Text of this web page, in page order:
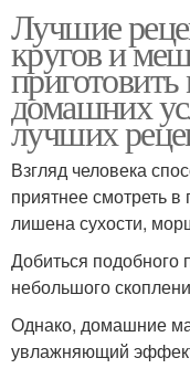
Лучшие
кругов и
приготовить
домашних
лучших
Взгляд человека
приятнее смотреть в
лишена сухости,
Добиться подобного
небольшого
Однако, домашние
увлажняющий